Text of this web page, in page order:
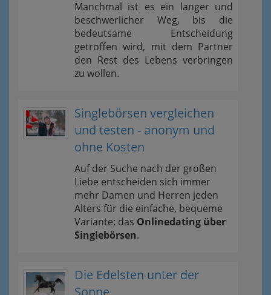
Manchmal ist es ein langer und
beschwerlicher Weg, bis die
bedeutsame Entscheidung
getroffen wird, mit dem Partner
den Rest des Lebens verbringen
zu wollen.
Singlebörsen vergleichen
und testen - anonym und
ohne Kosten
Auf der Suche nach der großen
Liebe entscheiden sich immer
mehr Damen und Herren jeden
Alters für die einfache, bequeme
Variante: das Onlinedating über
Singlebörsen.
Die Edelsten unter der
Sonne